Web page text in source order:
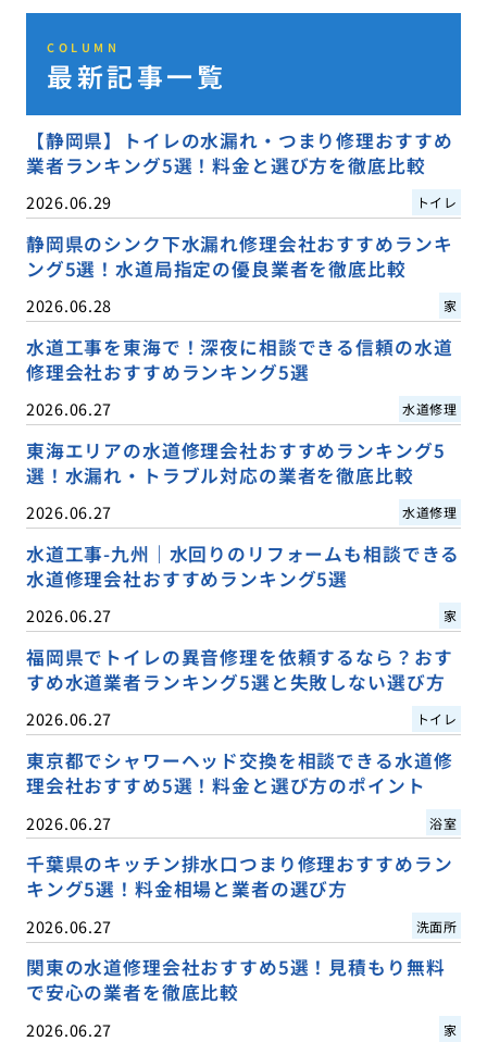
COLUMN
最新記事一覧
【静岡県】トイレの水漏れ・つまり修理おすすめ
業者ランキング5選！料金と選び方を徹底比較
2026.06.29 トイレ
静岡県のシンク下水漏れ修理会社おすすめランキ
ング5選！水道局指定の優良業者を徹底比較
2026.06.28 家
水道工事を東海で！深夜に相談できる信頼の水道
修理会社おすすめランキング5選
2026.06.27 水道修理
東海エリアの水道修理会社おすすめランキング5
選！水漏れ・トラブル対応の業者を徹底比較
2026.06.27 水道修理
水道工事-九州｜水回りのリフォームも相談できる
水道修理会社おすすめランキング5選
2026.06.27 家
福岡県でトイレの異音修理を依頼するなら？おす
すめ水道業者ランキング5選と失敗しない選び方
2026.06.27 トイレ
東京都でシャワーヘッド交換を相談できる水道修
理会社おすすめ5選！料金と選び方のポイント
2026.06.27 浴室
千葉県のキッチン排水口つまり修理おすすめラン
キング5選！料金相場と業者の選び方
2026.06.27 洗面所
関東の水道修理会社おすすめ5選！見積もり無料
で安心の業者を徹底比較
2026.06.27 家